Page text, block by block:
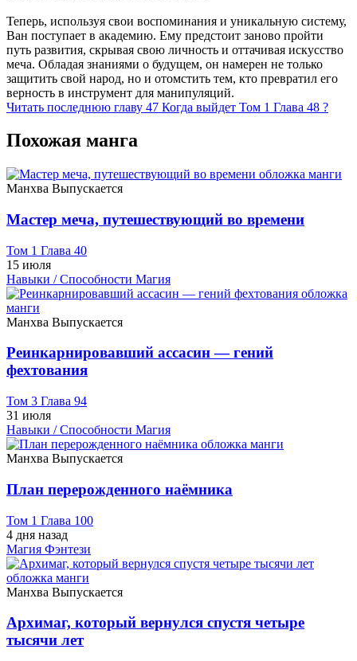
Теперь, используя свои воспоминания и уникальную систему,
Ван поступает в академию. Ему предстоит заново пройти
путь развития, скрывая свою личность и оттачивая искусство
меча. Обладая знаниями о будущем, он намерен не только
защитить свой народ, но и отомстить тем, кто превратил его
верность в инструмент для манипуляций.
Читать последнюю главу 47 Когда выйдет Том 1 Глава 48 ?
Похожая манга
Манхва Выпускается
Мастер меча, путешествующий во времени
Том 1 Глава 40
15 июля
Навыки / Способности Магия
Манхва Выпускается
Реинкарнировавший ассасин — гений
фехтования
Том 3 Глава 94
31 июля
Навыки / Способности Магия
Манхва Выпускается
План перерожденного наёмника
Том 1 Глава 100
4 дня назад
Магия Фэнтези
Манхва Выпускается
Архимаг, который вернулся спустя четыре
тысячи лет